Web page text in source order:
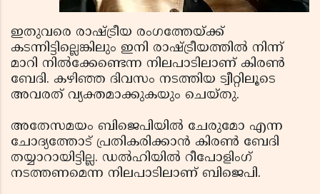
ഇതുവരെ രാഷ്ട്രീയ രംഗത്തേയ്ക്ക്
കടന്നിട്ടില്ലെങ്കിലും ഇനി രാഷ്ട്രീയത്തില്‍ നിന്ന്
മാറി നില്‍ക്കേണ്ടെന്ന നിലപാടിലാണ് കിരണ്‍
ബേദി. കഴിഞ്ഞ ദിവസം നടത്തിയ ട്വീറ്റിലൂടെ
അവരത് വ്യക്തമാക്കുകയും ചെയ്തു.
അതേസമയം ബിജെപിയില്‍ ചേരുമോ എന്ന
ചോദ്യത്തോട് പ്രതികരിക്കാന്‍ കിരണ്‍ ബേദി
തയ്യാറായിട്ടില്ല. ഡല്‍ഹിയില്‍ റീപോളിംഗ്
നടത്തണമെന്ന നിലപാടിലാണ് ബിജെപി.